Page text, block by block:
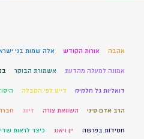
אהבה אורות הקודש אלה שמות בני
אמונה למעלה מהדעת אשמורת הבוקר
דואליות גל חלקיק דייט לפי הקבלה
הרב אדם סיני השוואת צורה זיווג
חסידות בפרשה יין ויאנג כיצד לראות